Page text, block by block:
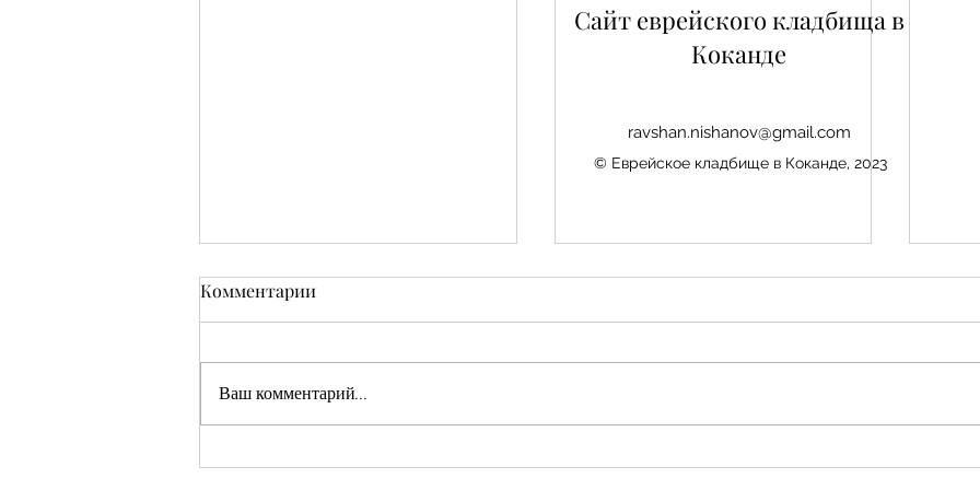
Авезбакиев Эдуард
Комментарии
Ваш комментарий...
Сайт еврейского кладбища в
Коканде
ravshan.nishanov@gmail.com
© Еврейское кладбище в Коканде, 2023